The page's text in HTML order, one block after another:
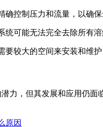
确控制压力和流量，以确
统可能无法完全去除所有
要较大的空间来安装和维
力，但其发展和应用仍
原因